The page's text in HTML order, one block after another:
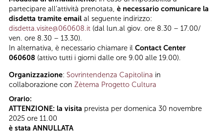
partecipare all’attività prenotata, è necessario comunicare la
disdetta tramite email al seguente indirizzo:
disdetta.visite@060608.it (dal lun.al giov. ore 8.30 – 17.00/
ven. ore 8.30 – 13.30).
In alternativa, è necessario chiamare il Contact Center
060608 (attivo tutti i giorni dalle ore 9.00 alle 19.00).
Organizzazione: Sovrintendenza Capitolina in
collaborazione con Zètema Progetto Cultura
Orario:
ATTENZIONE: la visita prevista per domenica 30 novembre
2025 ore 11.00
è stata ANNULLATA